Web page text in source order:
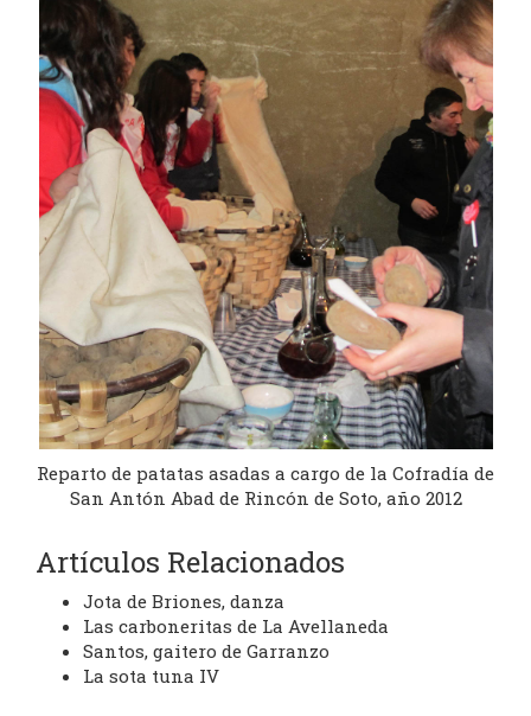
Reparto de patatas asadas a cargo de la Cofradía de
San Antón Abad de Rincón de Soto, año 2012
Artículos Relacionados
Jota de Briones, danza
Las carboneritas de La Avellaneda
Santos, gaitero de Garranzo
La sota tuna IV